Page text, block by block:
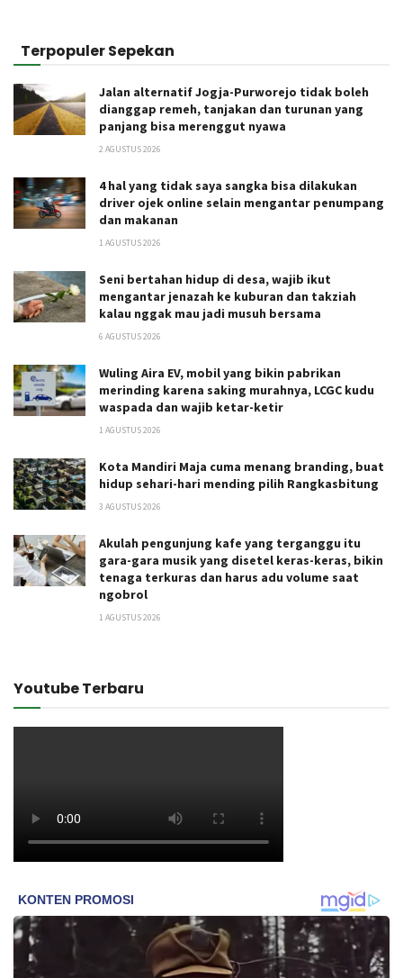
Terpopuler Sepekan
Jalan alternatif Jogja-Purworejo tidak boleh
dianggap remeh, tanjakan dan turunan yang
panjang bisa merenggut nyawa
2 AGUSTUS 2026
4 hal yang tidak saya sangka bisa dilakukan
driver ojek online selain mengantar penumpang
dan makanan
1 AGUSTUS 2026
Seni bertahan hidup di desa, wajib ikut
mengantar jenazah ke kuburan dan takziah
kalau nggak mau jadi musuh bersama
6 AGUSTUS 2026
Wuling Aira EV, mobil yang bikin pabrikan
merinding karena saking murahnya, LCGC kudu
waspada dan wajib ketar-ketir
1 AGUSTUS 2026
Kota Mandiri Maja cuma menang branding, buat
hidup sehari-hari mending pilih Rangkasbitung
3 AGUSTUS 2026
Akulah pengunjung kafe yang terganggu itu
gara-gara musik yang disetel keras-keras, bikin
tenaga terkuras dan harus adu volume saat
ngobrol
1 AGUSTUS 2026
Youtube Terbaru